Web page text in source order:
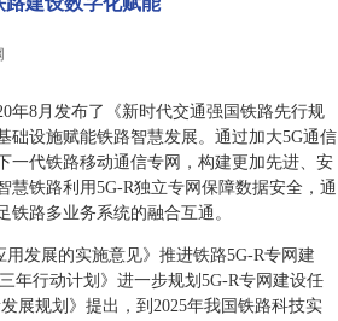
年8月发布了《新时代交通强国铁路先行规
设施赋能铁路智慧发展。通过加大5G通信
一代铁路移动通信专网，构建更加先进、安
铁路利用5G-R独立专网保障数据安全，通
路多业务系统的融合互通。
发展的实施意见》推进铁路5G-R专网建
年行动计划》进一步规划5G-R专网建设任
展规划》提出，到2025年我国铁路科技实